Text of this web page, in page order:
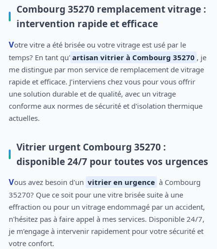
Combourg 35270 remplacement vitrage :
intervention rapide et efficace
Votre vitre a été brisée ou votre vitrage est usé par le
temps? En tant qu' artisan vitrier à Combourg 35270 , je
me distingue par mon service de remplacement de vitrage
rapide et efficace. J’interviens chez vous pour vous offrir
une solution durable et de qualité, avec un vitrage
conforme aux normes de sécurité et d'isolation thermique
actuelles.
Vitrier urgent Combourg 35270 :
disponible 24/7 pour toutes vos urgences
Vous avez besoin d'un vitrier en urgence à Combourg
35270? Que ce soit pour une vitre brisée suite à une
effraction ou pour un vitrage endommagé par un accident,
n'hésitez pas à faire appel à mes services. Disponible 24/7,
je m’engage à intervenir rapidement pour votre sécurité et
votre confort.